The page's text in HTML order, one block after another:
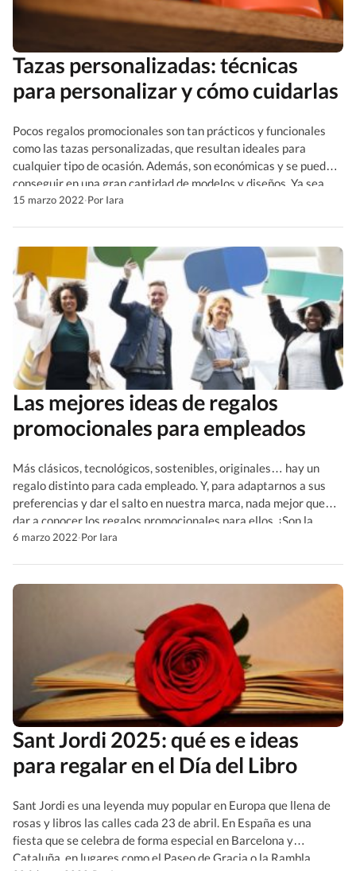
Tazas personalizadas: técnicas
para personalizar y cómo cuidarlas
Pocos regalos promocionales son tan prácticos y funcionales
como las tazas personalizadas, que resultan ideales para
cualquier tipo de ocasión. Además, son económicas y se pueden
conseguir en una gran cantidad de modelos y diseños. Ya sea
que quieras comprar una para uso propio o desees regalarla, en
15 marzo 2022·Por Iara
Las mejores ideas de regalos
promocionales para empleados
Más clásicos, tecnológicos, sostenibles, originales… hay un
regalo distinto para cada empleado. Y, para adaptarnos a sus
preferencias y dar el salto en nuestra marca, nada mejor que
dar a conocer los regalos promocionales para ellos. ¡Son la
mejor imagen de nuestra empresa!
6 marzo 2022·Por Iara
Sant Jordi 2025: qué es e ideas
para regalar en el Día del Libro
Sant Jordi es una leyenda muy popular en Europa que llena de
rosas y libros las calles cada 23 de abril. En España es una
fiesta que se celebra de forma especial en Barcelona y
Cataluña, en lugares como el Paseo de Gracia o la Rambla